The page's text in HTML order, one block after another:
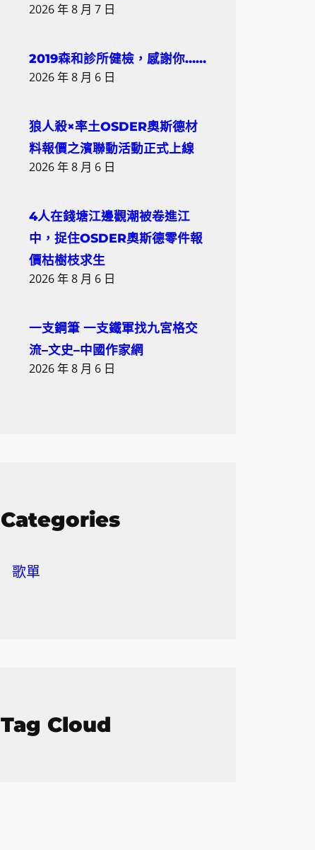
2026 年 8 月 7 日
2019森和診所健檢，感謝你……
2026 年 8 月 6 日
狼人殺×率土OSDER奧斯德材
料報價之濱聯動活動正式上線
2026 年 8 月 6 日
4人在錢塘江邊觀潮被卷進江
中，捉住OSDER奧斯德零件報
價枯樹枝求生
2026 年 8 月 6 日
一支鋼筆 一支鐵軍找九宮格交
流–文史–中國作家網
2026 年 8 月 6 日
Categories
歌單
Tag Cloud